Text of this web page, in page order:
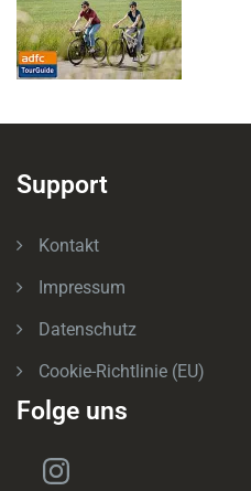
Support
Kontakt
Impressum
Datenschutz
Cookie-Richtlinie (EU)
Folge uns
Instagram